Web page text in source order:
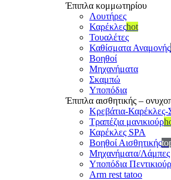
Έπιπλα κομμωτηρίου
Λουτήρες
Καρέκλεςhot
Τουαλέτες
Καθίσματα Αναμονής
Βοηθοί
Μηχανήματα
Σκαμπώ
Υποπόδια
Έπιπλα αισθητικής –
Κρεβάτια-
Τραπέζια μανικιούρ
Καρέκλες SPA
Βοηθοί Αισθητικής
Μηχανήματα/Λάμπες
Υποπόδια Πεντικιούρ
Arm rest tatoo